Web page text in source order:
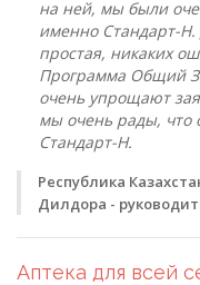
на ней, мы были
именно Стандарт-Н.
простая, никаких
Программа Общий
очень упрощают
мы очень рады, что
Стандарт-Н.
Республика
Дилдора -
Аптека для всей